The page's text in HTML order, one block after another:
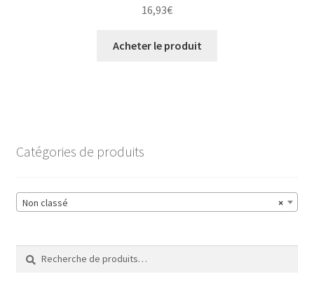
16,93€
Acheter le produit
Catégories de produits
×
Non classé
pour :